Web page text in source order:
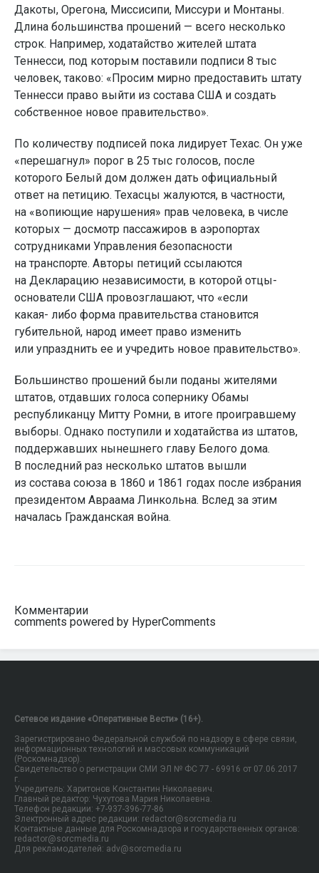
Дакоты, Орегона, Миссисипи, Миссури и Монтаны.
Длина большинства прошений — всего несколько
строк. Например, ходатайство жителей штата
Теннесси, под которым поставили подписи 8 тыс
человек, таково: «Просим мирно предоставить штату
Теннесси право выйти из состава США и создать
собственное новое правительство».
По количеству подписей пока лидирует Техас. Он уже
«перешагнул» порог в 25 тыс голосов, после
которого Белый дом должен дать официальный
ответ на петицию. Техасцы жалуются, в частности,
на «вопиющие нарушения» прав человека, в числе
которых — досмотр пассажиров в аэропортах
сотрудниками Управления безопасности
на транспорте. Авторы петиций ссылаются
на Декларацию независимости, в которой отцы-
основатели США провозглашают, что «если
какая- либо форма правительства становится
губительной, народ имеет право изменить
или упразднить ее и учредить новое правительство».
Большинство прошений были поданы жителями
штатов, отдавших голоса сопернику Обамы
республиканцу Митту Ромни, в итоге проигравшему
выборы. Однако поступили и ходатайства из штатов,
поддержавших нынешнего главу Белого дома.
В последний раз несколько штатов вышли
из состава союза в 1860 и 1861 годах после избрания
президентом Авраама Линкольна. Вслед за этим
началась Гражданская война.
Комментарии
comments powered by HyperComments
Сетевое издание «Оперативные Вести» (16+).
Зарегистрировано Федеральной службой по надзору в сфере связи,
информационных технологий и массовых коммуникаций
(Роскомнадзор).
Свидетельство о регистрации СМИ ЭЛ № ФС 77 - 69916 от 07.06.2017
г.
Учредитель: Харитонов Константин Николаевич.
Главный редактор: Чухутова Мария Николаевна.
Телефон редакции: +7-937-396-77-86
Электронный адрес редакции: redactor@sorcmedia.ru
Контактные данные для Роскомнадзора и государственных органов:
redactor@sorcmedia.ru
Для рекламодателей: adv@sorcmedia.ru